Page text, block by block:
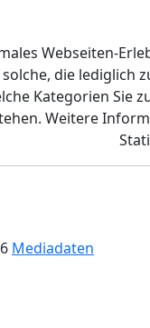
Webseiten-
die
Kategorien Sie
Weitere
Mediadaten